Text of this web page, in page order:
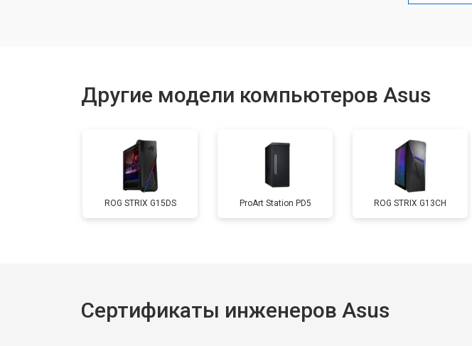
Замена материнской платы
Замена звуковой платы
Другие модели компьютеров Asus
ROG STRIX G15DS ProArt Station PD5 ROG STRIX G13CH
Сертификаты инженеров Asus